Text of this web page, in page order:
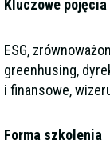
Kluczowe pojęcia
ESG,
greenhusing,
i finansowe,
Forma szkolenia